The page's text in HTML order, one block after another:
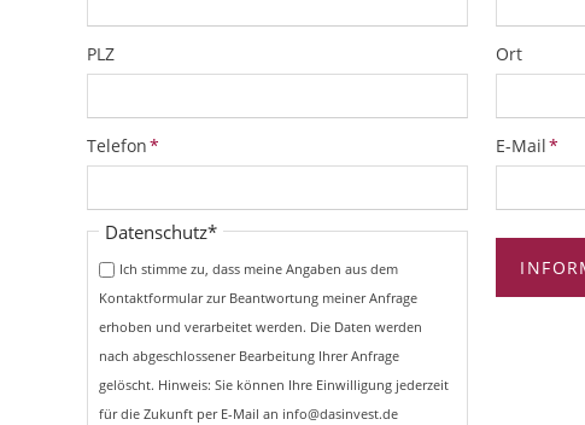
PLZ Ort
Pflichtfeld
Telefon* Pflichtfeld
E-Mail*
Pflichtfeld
Datenschutz*
Ich stimme zu, dass meine Angaben aus dem
Kontaktformular zur Beantwortung meiner Anfrage
erhoben und verarbeitet werden. Die Daten werden
nach abgeschlossener Bearbeitung Ihrer Anfrage
gelöscht. Hinweis: Sie können Ihre Einwilligung jederzeit
für die Zukunft per E-Mail an info@dasinvest.de